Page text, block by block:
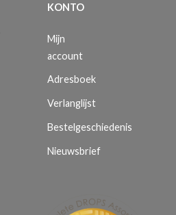
KONTO
Mijn
account
Adresboek
Verlanglijst
Bestelgeschiedenis
Nieuwsbrief